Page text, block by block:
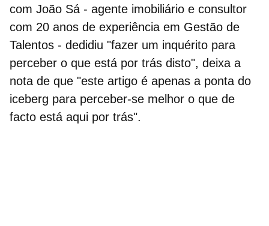
com João Sá - agente imobiliário e consultor
com 20 anos de experiência em Gestão de
Talentos - dedidiu "fazer um inquérito para
perceber o que está por trás disto", deixa a
nota de que "este artigo é apenas a ponta do
iceberg para perceber-se melhor o que de
facto está aqui por trás".